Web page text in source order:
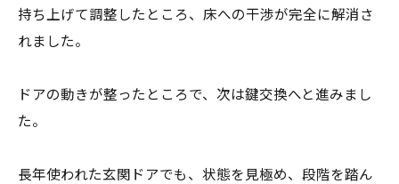
持ち上げて調整したところ、床への干渉が完全に解消さ
れました。
ドアの動きが整ったところで、次は鍵交換へと進みまし
た。
長年使われた玄関ドアでも、状態を見極め、段階を踏ん